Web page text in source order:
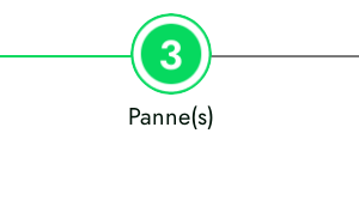
Panne(s)